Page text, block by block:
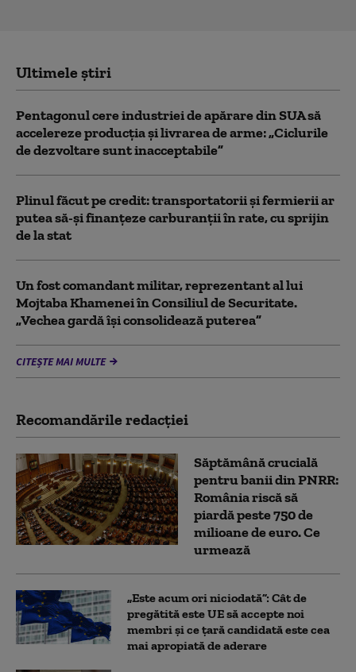
Ultimele știri
Pentagonul cere industriei de apărare din SUA să
accelereze producția și livrarea de arme: „Ciclurile
de dezvoltare sunt inacceptabile”
Plinul făcut pe credit: transportatorii și fermierii ar
putea să-și finanțeze carburanții în rate, cu sprijin
de la stat
Un fost comandant militar, reprezentant al lui
Mojtaba Khamenei în Consiliul de Securitate.
„Vechea gardă își consolidează puterea”
CITEȘTE MAI MULTE
Recomandările redacţiei
Săptămână crucială
pentru banii din PNRR:
România riscă să
piardă peste 750 de
milioane de euro. Ce
urmează
„Este acum ori niciodată”: Cât de
pregătită este UE să accepte noi
membri și ce țară candidată este cea
mai apropiată de aderare